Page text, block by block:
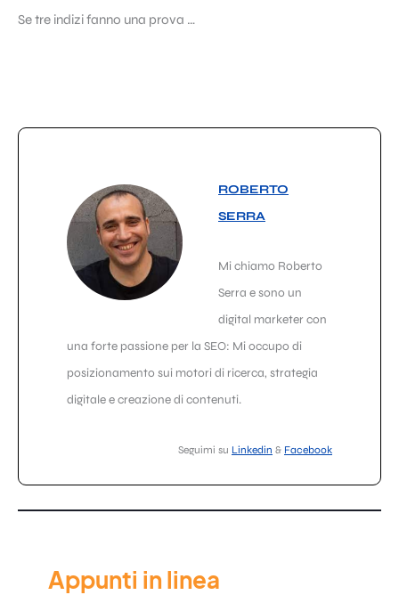
Se tre indizi fanno una prova …
ROBERTO
SERRA
Mi chiamo Roberto
Serra e sono un
digital marketer con
una forte passione per la SEO: Mi occupo di
posizionamento sui motori di ricerca, strategia
digitale e creazione di contenuti.
Seguimi su Linkedin & Facebook
Appunti in linea